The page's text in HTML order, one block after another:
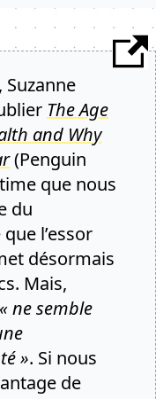
The Age
and Why
(Penguin
que nous
du
l’essor
désormais
Mais,
« ne semble
». Si nous
de